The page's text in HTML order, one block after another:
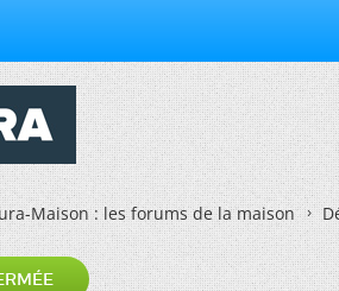
Maison : les forums de la maison